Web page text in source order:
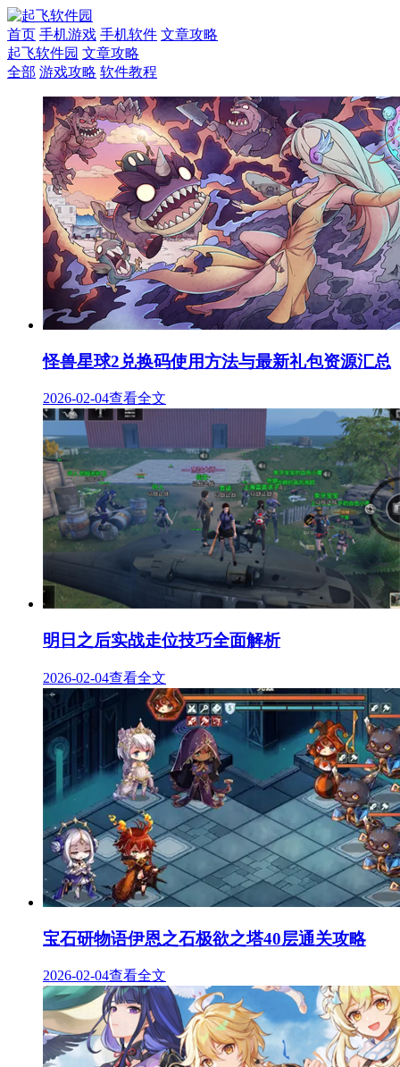
首页 手机游戏 手机软件 文章攻略
起飞软件园 文章攻略
全部 游戏攻略 软件教程
怪兽星球2兑换码使用方法与最新礼包资源汇总
2026-02-04查看全文
明日之后实战走位技巧全面解析
2026-02-04查看全文
宝石研物语伊恩之石极欲之塔40层通关攻略
2026-02-04查看全文